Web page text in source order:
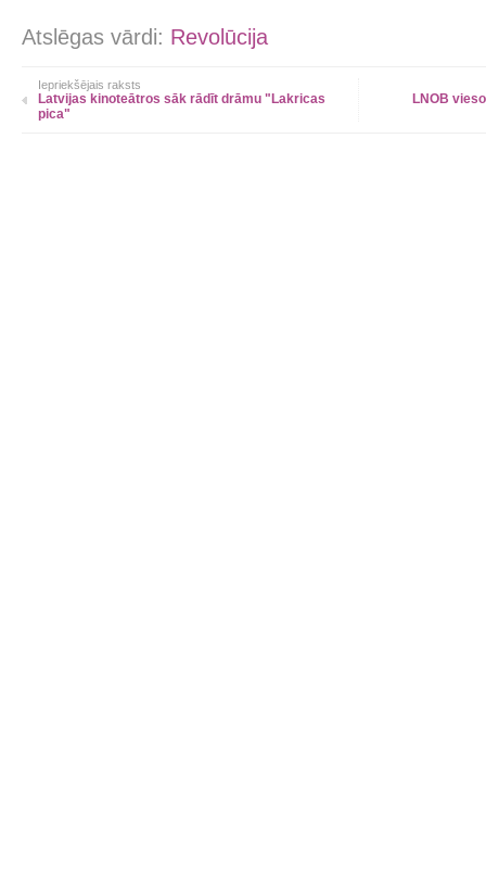
Atslēgas vārdi: Revolūcija
Iepriekšējais raksts
Latvijas kinoteātros sāk rādīt drāmu "Lakricas
pica"
LNOB